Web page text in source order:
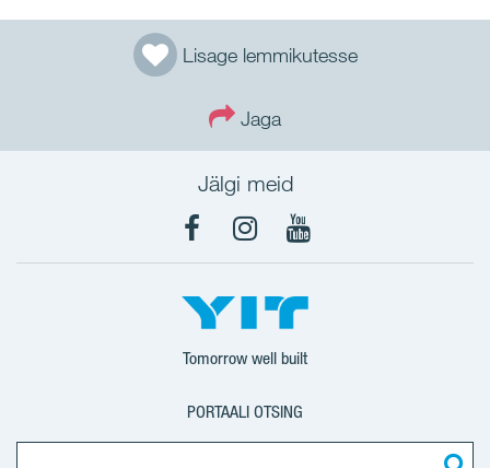
Lisage lemmikutesse
Jaga
Jälgi meid
FacebookInstagram
YouTube
Tomorrow well built
PORTAALI OTSING